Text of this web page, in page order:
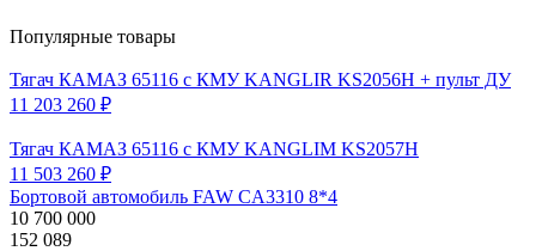
Популярные товары
Тягач КАМАЗ 65116 с КМУ KANGLIR KS2056H + пульт ДУ
11 203 260 ₽
Тягач КАМАЗ 65116 с КМУ KANGLIM KS2057H
11 503 260 ₽
Бортовой автомобиль FAW CA3310 8*4
10 700 000
152 089